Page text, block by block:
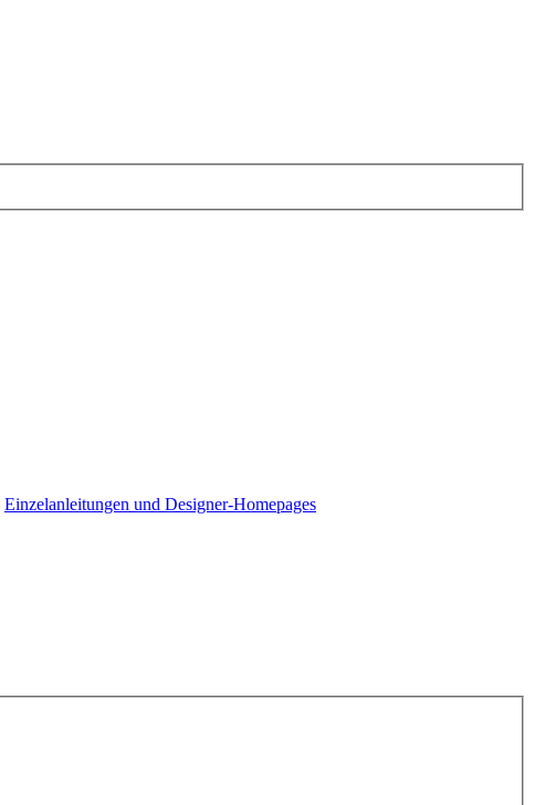
Einzelanleitungen und Designer-Homepages